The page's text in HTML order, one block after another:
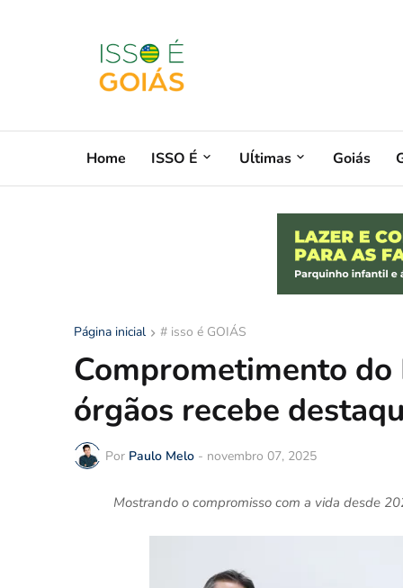
Home ISSO É Uĺtimas Goiás
Página inicial # isso é GOIÁS
Comprometimento do
órgãos recebe
Por Paulo Melo - novembro 07, 2025
Mostrando o compromisso com a vida desde